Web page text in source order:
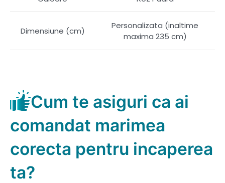
Dimensiune (cm)
Personalizata (inaltime
maxima 235 cm)
Cum te asiguri ca ai
comandat marimea
corecta pentru incaperea
ta?